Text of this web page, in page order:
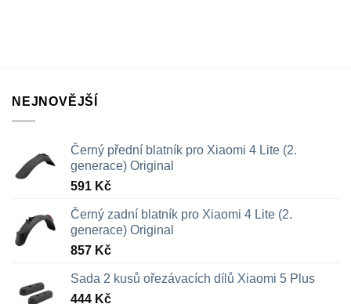
vybrat
produktu
NEJNOVĚJŠÍ
Černý přední blatník pro Xiaomi 4 Lite (2.
generace) Original
591 Kč
Černý zadní blatník pro Xiaomi 4 Lite (2.
generace) Original
857 Kč
Sada 2 kusů ořezávacích dílů Xiaomi 5 Plus
444 Kč